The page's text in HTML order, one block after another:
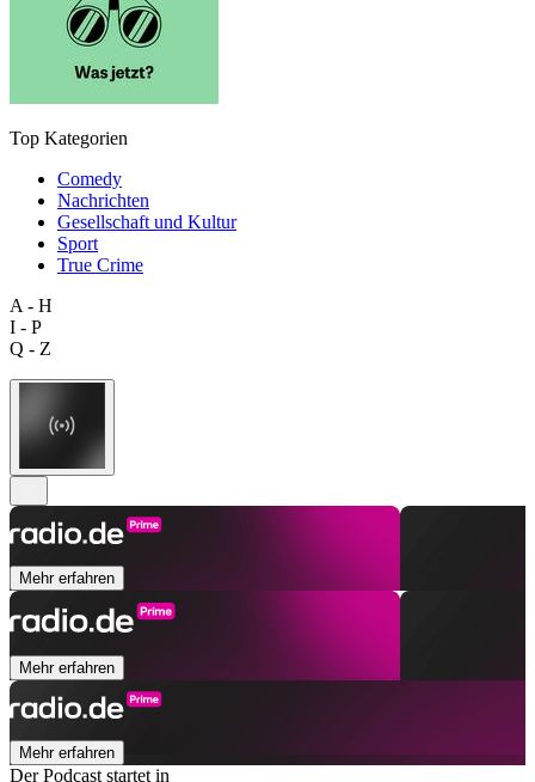
Top Kategorien
Comedy
Nachrichten
Gesellschaft und Kultur
Sport
True Crime
A - H
I - P
Q - Z
Mehr erfahren
Mehr erfahren
Mehr erfahren
Der Podcast startet in